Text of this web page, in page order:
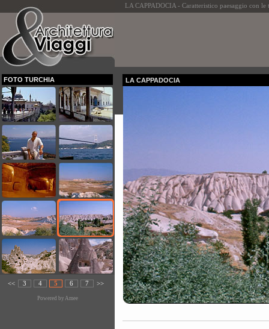
LA CAPPADOCIA - Caratteristico paesaggio con
FOTO TURCHIA
<< 3 4 5 6 7 >>
Powered by Amee
LA CAPPADOCIA